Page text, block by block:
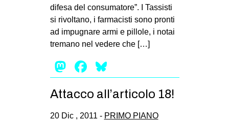
difesa del consumatore”. I Tassisti
si rivoltano, i farmacisti sono pronti
ad impugnare armi e pillole, i notai
tremano nel vedere che […]
Mastodon
Facebook
Attacco all’articolo 18!
20 Dic , 2011 - PRIMO PIANO